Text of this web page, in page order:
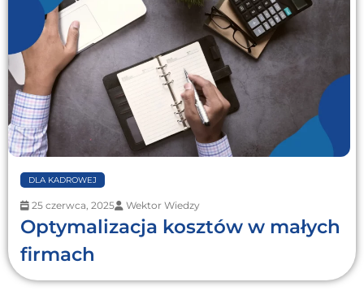
DLA KADROWEJ
25 czerwca, 2025 Wektor Wiedzy
Optymalizacja kosztów w małych
firmach